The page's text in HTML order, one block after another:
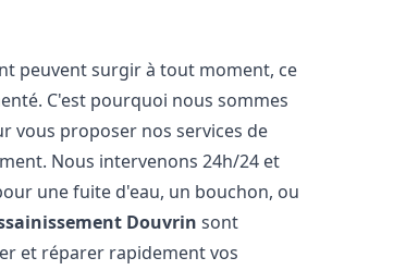
peuvent surgir à tout moment, ce
C'est pourquoi nous sommes
vous proposer nos services de
Nous intervenons 24h/24 et
une fuite d'eau, un bouchon, ou
Douvrin sont
et réparer rapidement vos